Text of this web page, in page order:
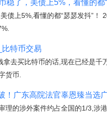
稳了，美债上5%，看懂的都
债上5%,看懂的都“瑟瑟发抖”
特币交易
去买比特币的话,现在已经是
货币.
！广东高院法官辜恩臻当选
理的涉外案件约占全国的1/3,涉